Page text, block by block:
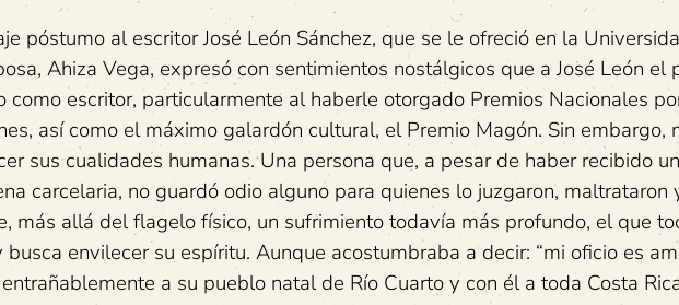
póstumo al escritor José León Sánchez, que se le ofreció en la
Ahiza Vega, expresó con sentimientos nostálgicos que a José León el
como escritor, particularmente al haberle otorgado Premios Nacionales
así como el máximo galardón cultural, el Premio Magón. Sin embargo,
sus cualidades humanas. Una persona que, a pesar de haber recibido
carcelaria, no guardó odio alguno para quienes lo juzgaron, maltrataron
más allá del flagelo físico, un sufrimiento todavía más profundo, el que
envilecer su espíritu. Aunque acostumbraba a decir: “mi oficio es
a su pueblo natal de Río Cuarto y con él a toda Costa